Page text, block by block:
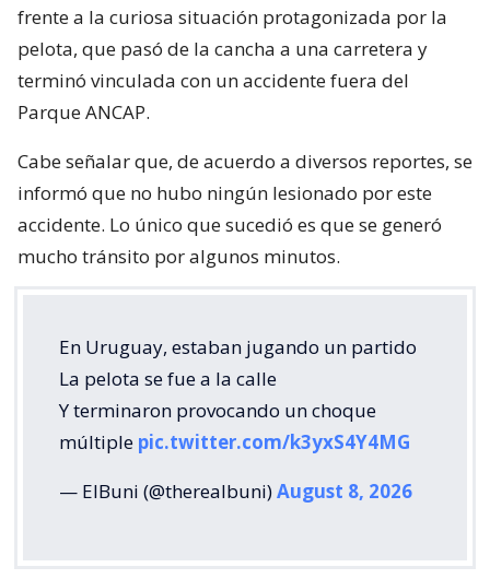
frente a la curiosa situación protagonizada por la
pelota, que pasó de la cancha a una carretera y
terminó vinculada con un accidente fuera del
Parque ANCAP.
Cabe señalar que, de acuerdo a diversos reportes, se
informó que no hubo ningún lesionado por este
accidente. Lo único que sucedió es que se generó
mucho tránsito por algunos minutos.
En Uruguay, estaban jugando un partido
La pelota se fue a la calle
Y terminaron provocando un choque
múltiple pic.twitter.com/k3yxS4Y4MG
— ElBuni (@therealbuni)August 8, 2026